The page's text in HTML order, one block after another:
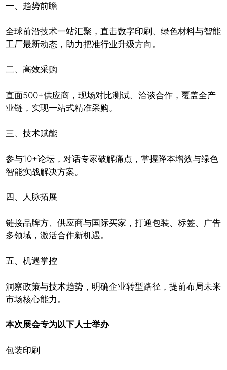
一、趋势前瞻
全球前沿技术一站汇聚，直击数字印刷、绿色材料与智能
工厂最新动态，助力把准行业升级方向。
二、高效采购
直面500+供应商，现场对比测试、洽谈合作，覆盖全产
业链，实现一站式精准采购。
三、技术赋能
参与10+论坛，对话专家破解痛点，掌握降本增效与绿色
智能实战解决方案。
四、人脉拓展
链接品牌方、供应商与国际买家，打通包装、标签、广告
多领域，激活合作新机遇。
五、机遇掌控
洞察政策与技术趋势，明确企业转型路径，提前布局未来
市场核心能力。
本次展会专为以下人士举办
包装印刷